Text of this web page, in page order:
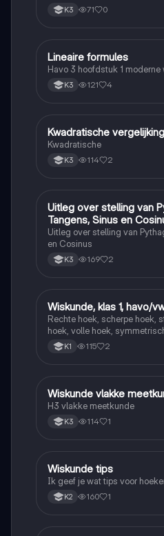
K3 71 0
Wiskunde
Lineaire formules
Havo 3 hoofdstuk 1
K3 121 4
Wiskunde
Kwadratische
Kwadratische
K3 114 2
Wiskunde
Uitleg over stelling van
Tangens, Sinus en
Uitleg over stelling van
en Cosinus
K3 169 2
Wiskunde
Wiskunde, klas 1, havo/
Rechte hoek, scherpe hoek,
hoek, volle hoek,
puntsymetrisch
K1 115 2
Wiskunde
Wiskunde vlakke
H3 vlakke meetkunde
K3 114 1
Wiskunde
Wiskunde tips
Ik geef je wat tips voor
K2 160 1